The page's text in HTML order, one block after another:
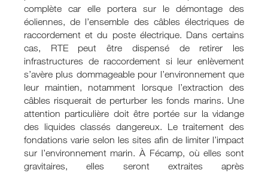
complète car elle portera sur le démontage des
éoliennes, de l’ensemble des câbles électriques de
raccordement et du poste électrique. Dans certains
cas, RTE peut être dispensé de retirer les
infrastructures de raccordement si leur enlèvement
s’avère plus dommageable pour l’environnement que
leur maintien, notamment lorsque l’extraction des
câbles risquerait de perturber les fonds marins. Une
attention particulière doit être portée sur la vidange
des liquides classés dangereux. Le traitement des
fondations varie selon les sites afin de limiter l’impact
sur l’environnement marin. À Fécamp, où elles sont
gravitaires, elles seront extraites après